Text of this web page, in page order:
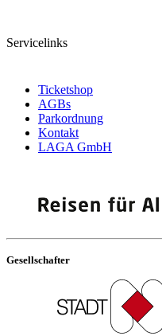
Servicelinks
Ticketshop
AGBs
Parkordnung
Kontakt
LAGA GmbH
Gesellschafter